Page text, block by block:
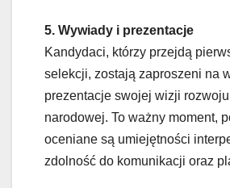
5. Wywiady i prezentacje
Kandydaci, którzy przejdą
selekcji, zostają zaproszeni na
prezentacje swojej wizji
narodowej. To ważny moment,
oceniane są umiejętności
zdolność do komunikacji oraz